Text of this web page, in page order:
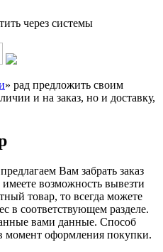
через системы
» рад предложить своим
и на заказ, но и доставку,
Вам забрать заказ
возможность вывезти
товар, то всегда можете
в соответствующем разделе.
вами данные. Способ
момент оформления покупки.